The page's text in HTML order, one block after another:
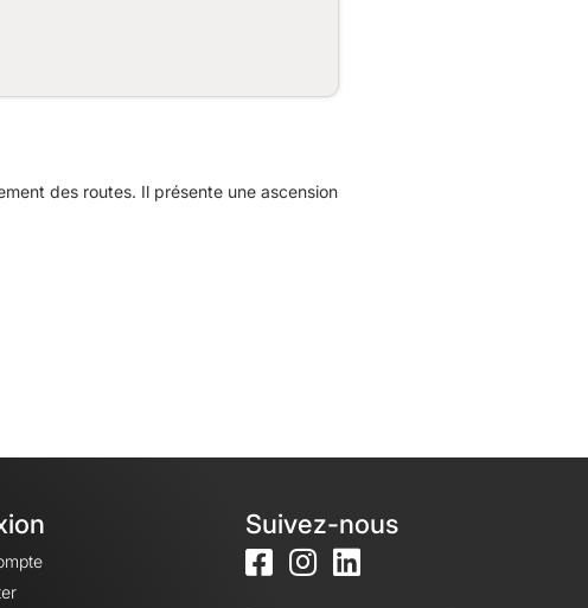
des routes. Il présente une ascension
Suivez-nous